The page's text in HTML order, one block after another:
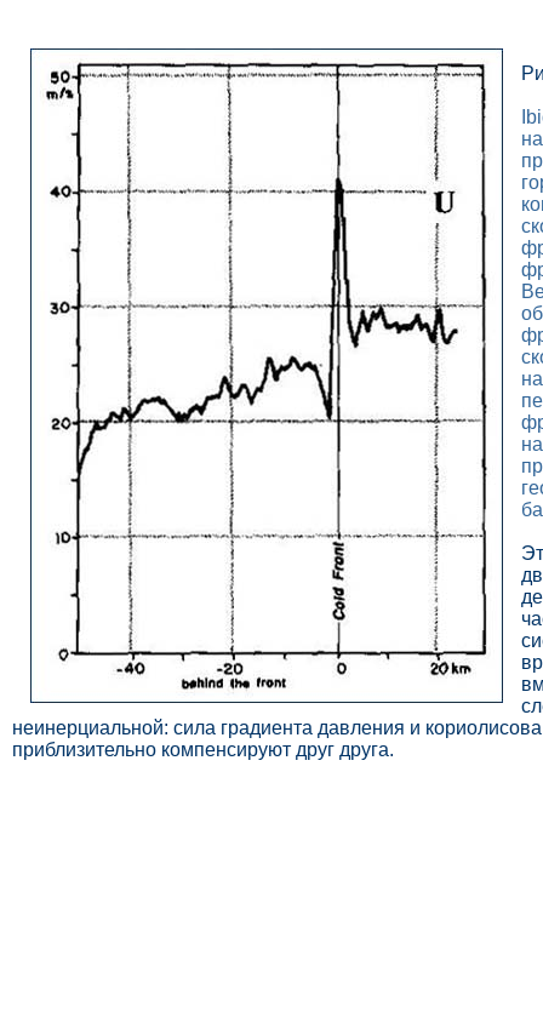
неинерциальной: сила градиента давления и
приблизительно компенсируют друг друга.